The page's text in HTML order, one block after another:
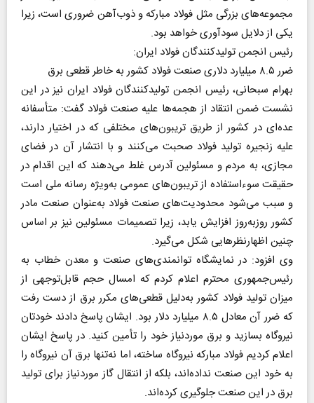
مجموعه‌های بزرگی مثل فولاد مبارکه و ذوب‌آهن ضروری است، زیرا
یکی از دلایل سودآوری خواهد بود.
رئیس انجمن تولیدکنندگان فولاد ایران:
ضرر ۸.۵ میلیارد دلاری صنعت فولاد کشور به خاطر قطعی برق
بهرام سبحانی، رئیس انجمن تولیدکنندگان فولاد ایران نیز در این
نشست ضمن انتقاد از هجمه‌ها علیه صنعت فولاد گفت: متأسفانه
عده‌ای در کشور از طریق تریبون‌های مختلفی که در اختیار دارند،
علیه زنجیره تولید فولاد صحبت می‌کنند و با انتشار آن در فضای
مجازی، به مردم و مسئولین آدرس غلط می‌دهند که این اقدام در
حقیقت سوءاستفاده از تریبون‌های عمومی به‌ویژه رسانه ملی است
و سبب می‌شود محدودیت‌های صنعت فولاد به‌عنوان صنعت مادر
کشور روزبه‌روز افزایش یابد، زیرا تصمیمات مسئولین نیز بر اساس
چنین اظهارنظرهایی شکل می‌گیرد.
وی افزود: در نمایشگاه توانمندی‌های صنعت و معدن خطاب به
رئیس‌جمهوری محترم اعلام کردم که امسال حجم قابل‌توجهی از
میزان تولید فولاد کشور به‌دلیل قطعی‌های مکرر برق از دست رفت
که ضرر آن معادل ۸.۵ میلیارد دلار بود. ایشان پاسخ دادند خودتان
نیروگاه بسازید و برق موردنیاز خود را تأمین کنید. در پاسخ ایشان
اعلام کردیم فولاد مبارکه نیروگاه ساخته، اما نه‌تنها برق آن نیروگاه را
به خود این صنعت نداده‌اند، بلکه از انتقال گاز موردنیاز برای تولید
برق در این صنعت جلوگیری کرده‌اند.